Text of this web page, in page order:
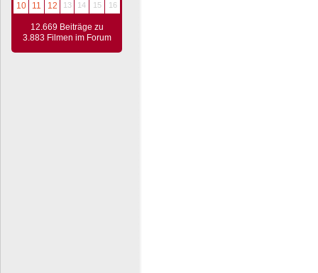
10
11 12 13 14 15 16
12.669 Beiträge zu
3.883 Filmen im Forum